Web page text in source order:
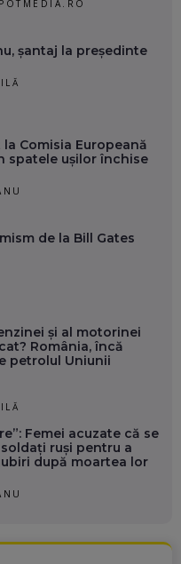
șantaj la președinte
Comisia Europeană
spatele ușilor închise
de la Bill Gates
și al motorinei
România, încă
petrolul Uniunii
Femei acuzate că se
ruși pentru a
după moartea lor